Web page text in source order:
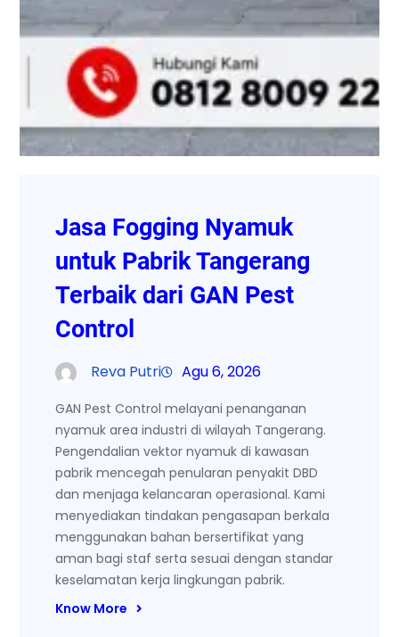
Jasa Fogging Nyamuk
untuk Pabrik Tangerang
Terbaik dari GAN Pest
Control
Reva Putri Agu 6, 2026
GAN Pest Control melayani penanganan
nyamuk area industri di wilayah Tangerang.
Pengendalian vektor nyamuk di kawasan
pabrik mencegah penularan penyakit DBD
dan menjaga kelancaran operasional. Kami
menyediakan tindakan pengasapan berkala
menggunakan bahan bersertifikat yang
aman bagi staf serta sesuai dengan standar
keselamatan kerja lingkungan pabrik.
Know More